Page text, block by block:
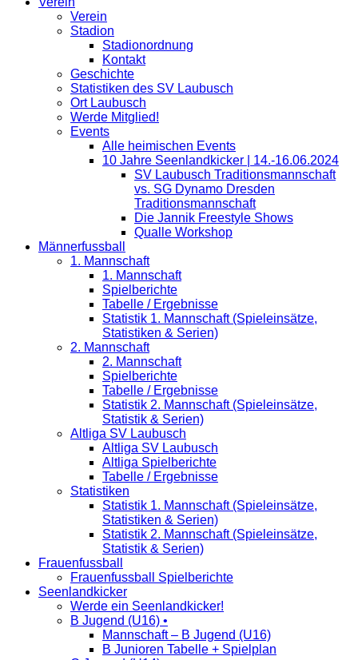
Verein
Stadion
Stadionordnung
Kontakt
Geschichte
Statistiken des SV Laubusch
Ort Laubusch
Werde Mitglied!
Events
Alle heimischen Events
10 Jahre Seenlandkicker | 14.-16.06.2024
SV Laubusch Traditionsmannschaft
vs. SG Dynamo Dresden
Traditionsmannschaft
Die Jannik Freestyle Shows
Qualle Workshop
Männerfussball
1. Mannschaft
1. Mannschaft
Spielberichte
Tabelle / Ergebnisse
Statistik 1. Mannschaft (Spieleinsätze,
Statistiken & Serien)
2. Mannschaft
2. Mannschaft
Spielberichte
Tabelle / Ergebnisse
Statistik 2. Mannschaft (Spieleinsätze,
Statistik & Serien)
Altliga SV Laubusch
Altliga SV Laubusch
Altliga Spielberichte
Tabelle / Ergebnisse
Statistiken
Statistik 1. Mannschaft (Spieleinsätze,
Statistiken & Serien)
Statistik 2. Mannschaft (Spieleinsätze,
Statistik & Serien)
Frauenfussball
Frauenfussball Spielberichte
Seenlandkicker
Werde ein Seenlandkicker!
B Jugend (U16) •
Mannschaft – B Jugend (U16)
B Junioren Tabelle + Spielplan